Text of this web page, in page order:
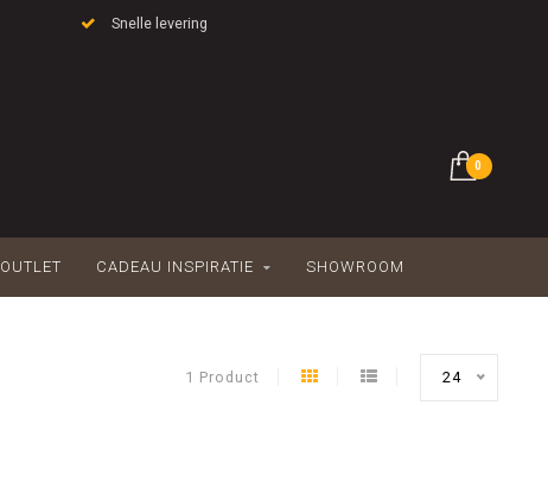
Snelle levering
0
OUTLET CADEAU INSPIRATIE SHOWROOM
1 Product 24